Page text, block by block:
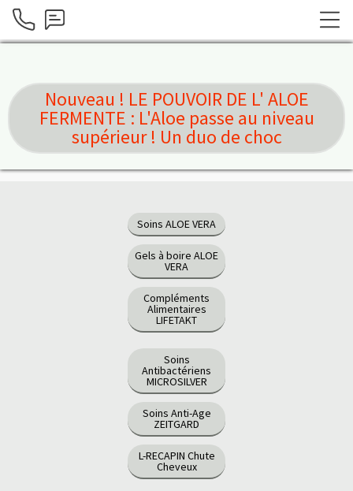
Nouveau ! LE POUVOIR DE L' ALOE
FERMENTE : L'Aloe passe au niveau
supérieur ! Un duo de choc
Soins ALOE VERA
Gels à boire ALOE
VERA
Compléments
Alimentaires
LIFETAKT
Soins
Antibactériens
MICROSILVER
Soins Anti-Age
ZEITGARD
L-RECAPIN Chute
Cheveux